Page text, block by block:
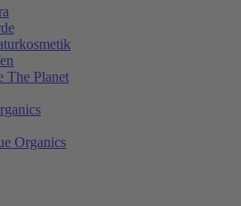
The Planet
Organics